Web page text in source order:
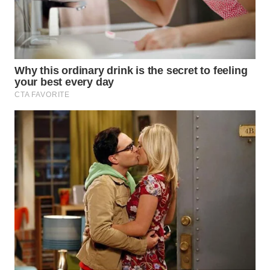
WAHANA
INFRASTRUKTUR
WAHANA
KONSUMEN
WAHANA
WAHANA
TRAVEL
WAHANA
TV
WAHANANEWS
ID